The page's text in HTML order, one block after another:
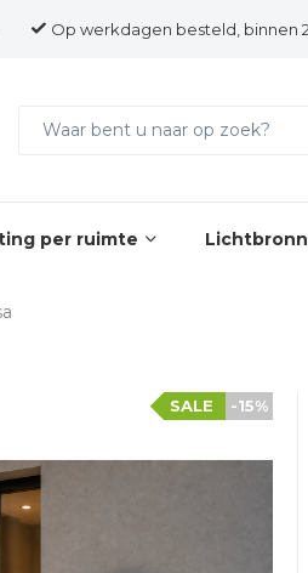
per ruimte
Op werkdagen besteld, binnen
-15%
SALE